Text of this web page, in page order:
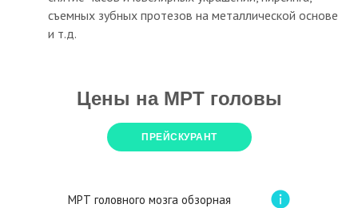
съемных зубных протезов на металлической основе
и т.д.
Цены на МРТ головы
ПРЕЙСКУРАНТ
МРТ головного мозга обзорная